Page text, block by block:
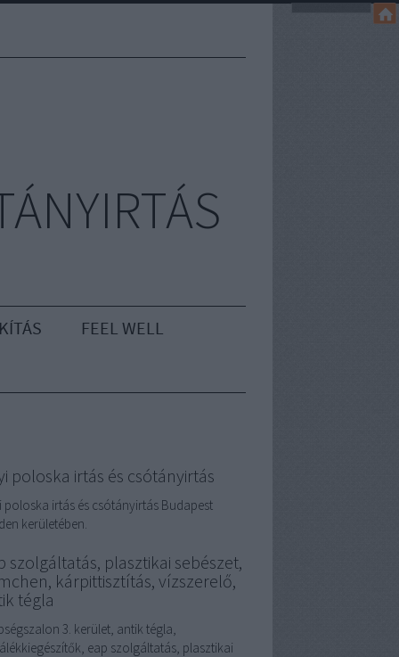
FEEL WELL
poloska irtás és csótányirtás
poloska irtás és csótányirtás Budapest
kerületében.
szolgáltatás, plasztikai sebészet,
kárpittisztítás, vízszerelő,
tégla
3. kerület, antik tégla,
eap szolgáltatás, plasztikai